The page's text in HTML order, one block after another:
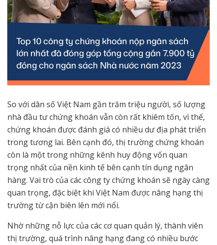
So với dân số Việt Nam gần trăm triệu người, số lượng
nhà đầu tư chứng khoán vẫn còn rất khiêm tốn, vì thế,
chứng khoán được đánh giá có nhiều dư địa phát triển
trong tương lai. Bên cạnh đó, thị trường chứng khoán
còn là một trong những kênh huy động vốn quan
trọng nhất của nền kinh tế bên cạnh tín dụng ngân
hàng. Vai trò của các công ty chứng khoán sẽ ngày càng
quan trọng, đặc biệt khi Việt Nam được nâng hạng thị
trường từ cận biên lên mới nổi.
Nhờ những nỗ lực của các cơ quan quản lý, thành viên
thị trường, quá trình nâng hạng đang có nhiều bước